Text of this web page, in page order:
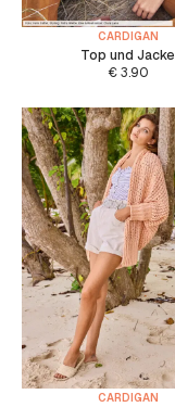
CARDIGAN
Top und Jacke
€3.90
CARDIGAN